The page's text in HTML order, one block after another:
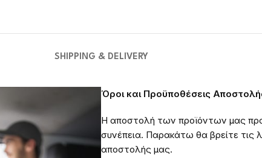
SHIPPING & DELIVERY
Όροι και Προϋποθέσεις
Η αποστολή των προϊόντων μας
συνέπεια. Παρακάτω θα βρείτε τις
αποστολής μας.